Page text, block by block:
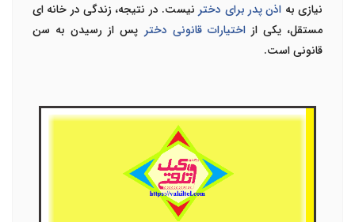
نیازی به اذن پدر برای دختر نیست. در نتیجه، زندگی در خانه ای
مستقل، یکی ازاختیارات قانونی دختر پس از رسیدن به سن
قانونی است.